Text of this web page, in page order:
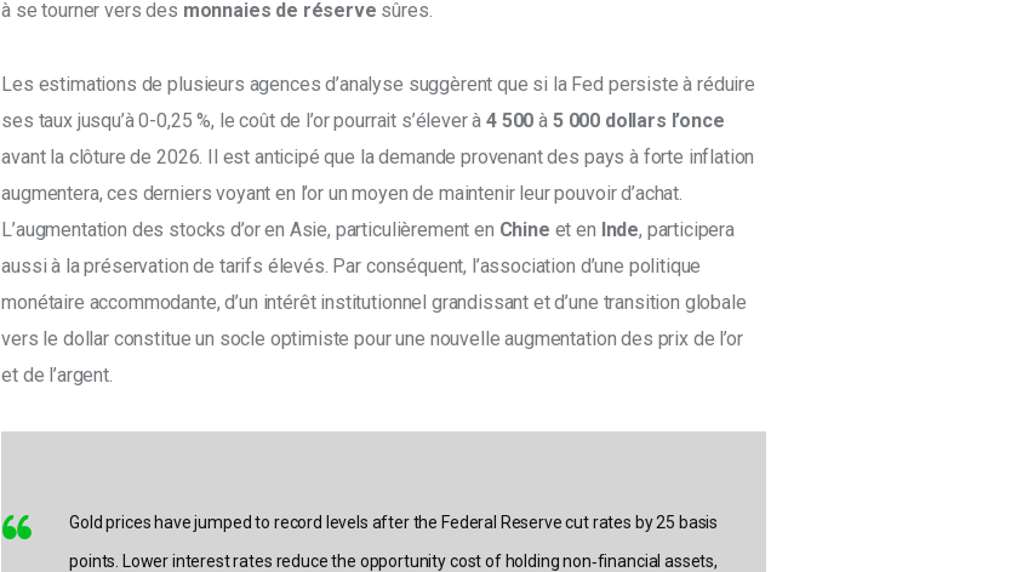
à se tourner vers des monnaies de réserve sûres.
Les estimations de plusieurs agences d’analyse suggèrent que si la Fed persiste à réduire
ses taux jusqu’à 0-0,25 %, le coût de l’or pourrait s’élever à 4 500 à 5 000 dollars l’once
avant la clôture de 2026. Il est anticipé que la demande provenant des pays à forte inflation
augmentera, ces derniers voyant en l’or un moyen de maintenir leur pouvoir d’achat.
L’augmentation des stocks d’or en Asie, particulièrement en Chine et en Inde, participera
aussi à la préservation de tarifs élevés. Par conséquent, l’association d’une politique
monétaire accommodante, d’un intérêt institutionnel grandissant et d’une transition globale
vers le dollar constitue un socle optimiste pour une nouvelle augmentation des prix de l’or
et de l’argent.
Gold prices have jumped to record levels after the Federal Reserve cut rates by 25 basis
points. Lower interest rates reduce the opportunity cost of holding non‑financial assets,